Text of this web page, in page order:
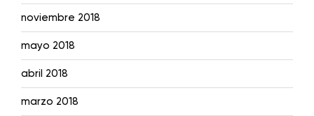
noviembre 2018
mayo 2018
abril 2018
marzo 2018